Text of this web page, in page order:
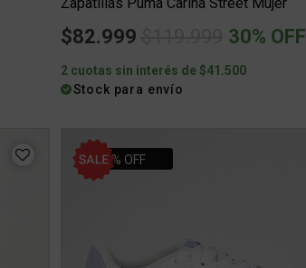
$82.999 Price reduced from
to
30% OFF
2 cuotas sin interés de $41.500
Stock para envío
10% OFF